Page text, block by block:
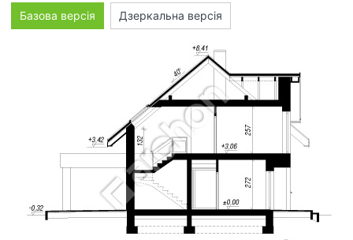
Базова версія Дзеркальна версія